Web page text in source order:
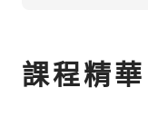
課程精華